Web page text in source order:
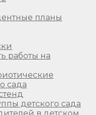
планы
работы на
сада
детского сада